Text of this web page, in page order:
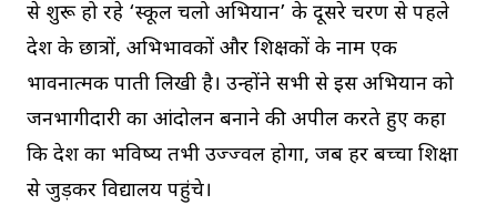
से शुरू हो रहे ‘स्कूल चलो अभियान’ के दूसरे चरण से पहले
प्रदेश के छात्रों, अभिभावकों और शिक्षकों के नाम एक
भावनात्मक पाती लिखी है। उन्होंने सभी से इस अभियान को
जनभागीदारी का आंदोलन बनाने की अपील करते हुए कहा
कि प्रदेश का भविष्य तभी उज्ज्वल होगा, जब हर बच्चा शिक्षा
से जुड़कर विद्यालय पहुंचे।